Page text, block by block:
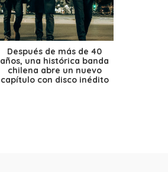
Después de más de 40
años, una histórica banda
chilena abre un nuevo
capítulo con disco inédito